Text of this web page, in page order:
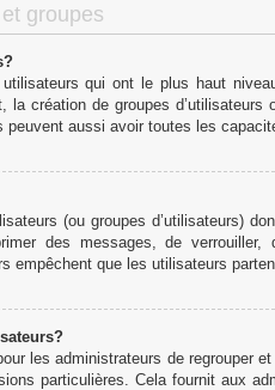
groupes
qui ont le plus haut
la création de groupes
aussi avoir toutes les
(ou groupes d’utilisateurs)
des messages, de
empêchent que les utilisateurs
les administrateurs de regrouper
particulières. Cela fournit aux